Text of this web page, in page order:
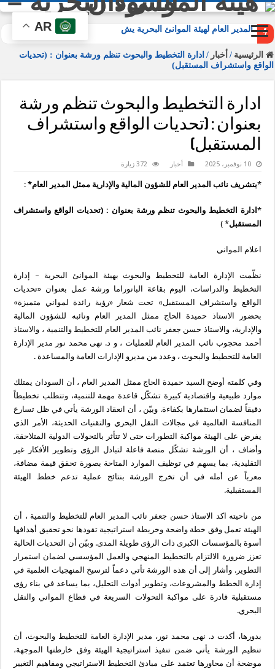
المدير العام لهيئة الموانئ البحرية يشارك في
الرئيسية / أخبار / ادارة التخطيط والبحوث تنظم ورشة بعنوان : (تحديات
الواقع واستشراف المستقبل)
ادارة التخطيط والبحوث تنظم ورشة
بعنوان : (تحديات الواقع واستشراف
المستقبل)
10 نوفمبر، 2025 أخبار 372 زيارة
*بتشريف نائب المدير العام للشؤون المالية والإدارية ممثل المدير العام* :
*ادارة التخطيط والبحوث تنظم ورشة بعنوان : (تحديات الواقع واستشراف
المستقبل* )
اعلام المواني
نظّمت الإدارة العامة للتخطيط والبحوث بهيئة الموانئ البحرية – إدارة
التخطيط والدراسات، اليوم بقاعة البانوراما ورشة عمل بعنوان «تحديات
الواقع واستشراف المستقبل» تحت شعار «رؤية رائدة لمواني متميزة»
بحضور الاستاذ حميدة الحاج ممثل المدير العام ونائبه للشؤون المالية
والإدارية، والاستاذ حسن جعفر نائب المدير العام للتخطيط والتنمية ، والاستاذ
أحمد محجوب نائب المدير العام للعمليات ، و د. نهى محمد نور مدير الإدارة
العامة للتخطيط والبحوث ، وعدد من مديرو الإدارات العامة والمساعدة .
وفي كلمته أوضح السيد حميدة الحاج ممثل المدير العام ، أن السودان يمتلك
موارد طبيعية واقتصادية كبيرة تشكّل قاعدة مهمة للتنمية، وتتطلب تخطيطاً
دقيقاً لضمان استثمارها بكفاءة. وبيّن ، أن انعقاد الورشة يأتي في ظل تسارع
المنافسة العالمية في مجالات النقل البحري والتقنيات الحديثة، الأمر الذي
يفرض على الهيئة مواكبة التطورات حتى لا تتأثر بالتحولات الدولية المتلاحقة.
وأضاف ، أن الورشة تشكّل منصة فاعلة لتبادل الرؤى وتطوير الأفكار غير
التقليدية، بما يسهم في توظيف الموارد المتاحة بصورة تحقق قيمة مضافة،
معرباً عن أمله في أن تخرج الورشة بنتائج عملية تدعم خطط الهيئة
المستقبلية.
من ناحيته اكد الاستاذ حسن جعفر نائب المدير العام للتخطيط والتنمية ، أن
الهيئة تعمل وفق خطة واضحة وخريطة استراتيجية تقودها نحو تحقيق أهدافها
أسوة بالمؤسسات الكبرى ذات الرؤى طويلة المدى. وبيّن أن التحديات الحالية
تعزز ضرورة الالتزام بالتخطيط المنهجي والعمل المؤسسي لضمان استمرار
التطوير. وأشار إلى أن هذه الورشة تأتي دعماً لترسيخ المنهجيات العلمية في
إدارة الخطط والمشروعات، وتطوير أدوات التحليل، بما يساعد في بناء رؤى
مستقبلية قادرة على مواكبة التحولات السريعة في قطاع المواني والنقل
البحري.
بدورها، أكدت د. نهى محمد نور، مدير الإدارة العامة للتخطيط والبحوث، أن
تنظيم الورشة يأتي ضمن تنفيذ استراتيجية الهيئة وفق خارطتها الموجهة،
موضحة أن محاورها تعتمد على مبادئ التخطيط الاستراتيجي ومفاهيم التغيير
AR